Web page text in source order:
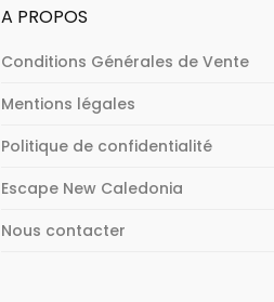
A PROPOS
Conditions Générales de Vente
Mentions légales
Politique de confidentialité
Escape New Caledonia
Nous contacter